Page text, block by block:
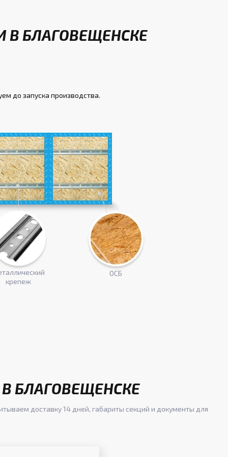
БЛАГОВЕЩЕНСКЕ
до запуска производства.
крепеж
ОСБ
БЛАГОВЕЩЕНСКЕ
доставку 14 дней, габариты секций и документы для